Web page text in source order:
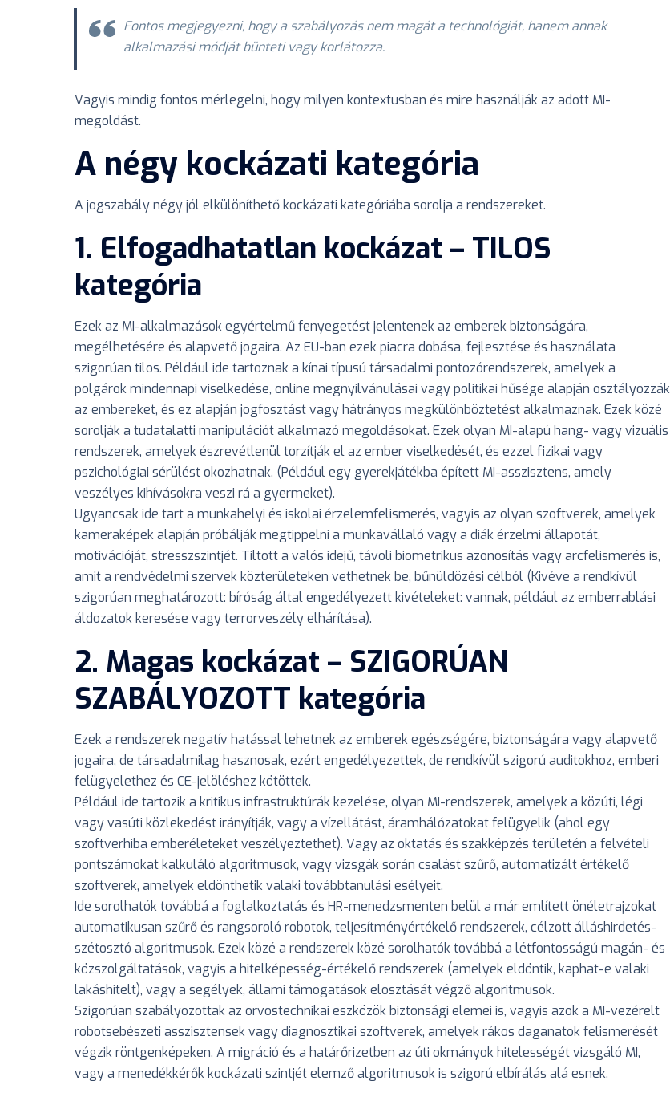
Fontos megjegyezni, hogy a szabályozás nem magát a technológiát, hanem annak
alkalmazási módját bünteti vagy korlátozza.
Vagyis mindig fontos mérlegelni, hogy milyen kontextusban és mire használják az adott MI-
megoldást.
A négy kockázati kategória
A jogszabály négy jól elkülöníthető kockázati kategóriába sorolja a rendszereket.
1. Elfogadhatatlan kockázat – TILOS
kategória
Ezek az MI-alkalmazások egyértelmű fenyegetést jelentenek az emberek biztonságára,
megélhetésére és alapvető jogaira. Az EU-ban ezek piacra dobása, fejlesztése és használata
szigorúan tilos. Például ide tartoznak a kínai típusú társadalmi pontozórendszerek, amelyek a
polgárok mindennapi viselkedése, online megnyilvánulásai vagy politikai hűsége alapján osztályozzák
az embereket, és ez alapján jogfosztást vagy hátrányos megkülönböztetést alkalmaznak. Ezek közé
sorolják a tudatalatti manipulációt alkalmazó megoldásokat. Ezek olyan MI-alapú hang- vagy vizuális
rendszerek, amelyek észrevétlenül torzítják el az ember viselkedését, és ezzel fizikai vagy
pszichológiai sérülést okozhatnak. (Például egy gyerekjátékba épített MI-asszisztens, amely
veszélyes kihívásokra veszi rá a gyermeket).
Ugyancsak ide tart a munkahelyi és iskolai érzelemfelismerés, vagyis az olyan szoftverek, amelyek
kameraképek alapján próbálják megtippelni a munkavállaló vagy a diák érzelmi állapotát,
motivációját, stresszszintjét. Tiltott a valós idejű, távoli biometrikus azonosítás vagy arcfelismerés is,
amit a rendvédelmi szervek közterületeken vethetnek be, bűnüldözési célból (Kivéve a rendkívül
szigorúan meghatározott: bíróság által engedélyezett kivételeket: vannak, például az emberrablási
áldozatok keresése vagy terrorveszély elhárítása).
2. Magas kockázat – SZIGORÚAN
SZABÁLYOZOTT kategória
Ezek a rendszerek negatív hatással lehetnek az emberek egészségére, biztonságára vagy alapvető
jogaira, de társadalmilag hasznosak, ezért engedélyezettek, de rendkívül szigorú auditokhoz, emberi
felügyelethez és CE-jelöléshez kötöttek.
Például ide tartozik a kritikus infrastruktúrák kezelése, olyan MI-rendszerek, amelyek a közúti, légi
vagy vasúti közlekedést irányítják, vagy a vízellátást, áramhálózatokat felügyelik (ahol egy
szoftverhiba emberéleteket veszélyeztethet). Vagy az oktatás és szakképzés területén a felvételi
pontszámokat kalkuláló algoritmusok, vagy vizsgák során csalást szűrő, automatizált értékelő
szoftverek, amelyek eldönthetik valaki továbbtanulási esélyeit.
Ide sorolhatók továbbá a foglalkoztatás és HR-menedzsmenten belül a már említett önéletrajzokat
automatikusan szűrő és rangsoroló robotok, teljesítményértékelő rendszerek, célzott álláshirdetés-
szétosztó algoritmusok. Ezek közé a rendszerek közé sorolhatók továbbá a létfontosságú magán- és
közszolgáltatások, vagyis a hitelképesség-értékelő rendszerek (amelyek eldöntik, kaphat-e valaki
lakáshitelt), vagy a segélyek, állami támogatások elosztását végző algoritmusok.
Szigorúan szabályozottak az orvostechnikai eszközök biztonsági elemei is, vagyis azok a MI-vezérelt
robotsebészeti asszisztensek vagy diagnosztikai szoftverek, amelyek rákos daganatok felismerését
végzik röntgenképeken. A migráció és a határőrizetben az úti okmányok hitelességét vizsgáló MI,
vagy a menedékkérők kockázati szintjét elemző algoritmusok is szigorú elbírálás alá esnek.